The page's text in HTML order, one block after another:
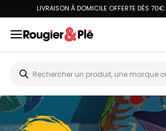
LIVRAISON À DOMICILE OFFERTE DÈS 70€.